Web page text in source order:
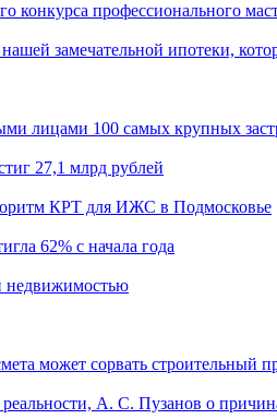
конкурса профессионального
замечательной ипотеки,
лицами 100 самых крупных
27,1 млрд рублей
КРТ для ИЖС в Подмосковье
62% с начала года
недвижимостью
может сорвать строительный
А. С. Пузанов о